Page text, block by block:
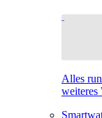
Alles
weiteres